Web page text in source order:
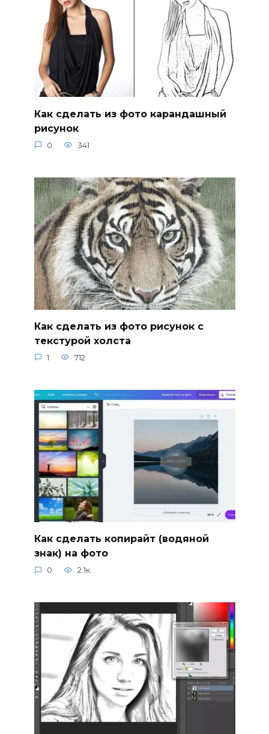
Как сделать из фото карандашный
рисунок
0 341
Как сделать из фото рисунок с
текстурой холста
1 712
Как сделать копирайт (водяной
знак) на фото
0 2.1к.